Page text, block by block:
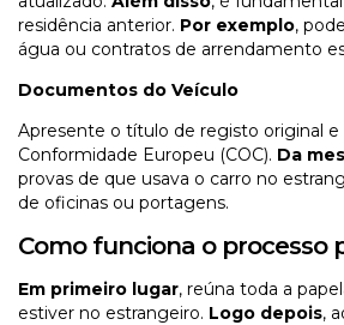
residência anterior. Por exemplo,
água ou contratos de arrendamento
Documentos do Veículo
Apresente o título de registo original e
Conformidade Europeu (COC). Da
provas de que usava o carro no
de oficinas ou portagens.
Como funciona o processo
Em primeiro lugar, reúna toda a
estiver no estrangeiro. Logo depois,